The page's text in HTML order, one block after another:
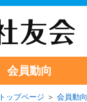
会員動向
トップページ ＞ 会員動向